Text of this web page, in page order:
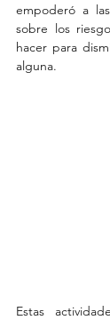
empoderó a
sobre los
hacer para
alguna.
Estas